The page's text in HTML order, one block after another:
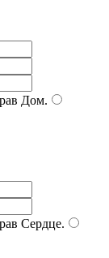
Дом.
Сердце.